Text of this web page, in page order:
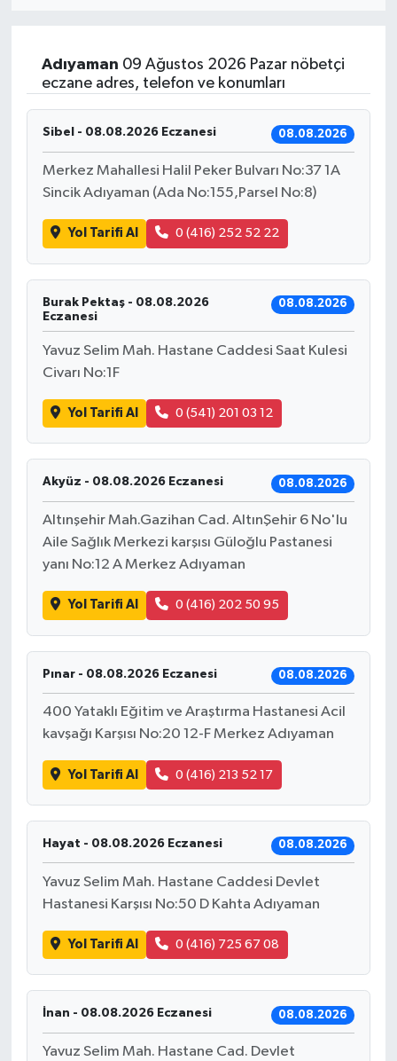
Adıyaman 09 Ağustos 2026 Pazar nöbetçi
eczane adres, telefon ve konumları
Sibel - 08.08.2026 Eczanesi 08.08.2026
Merkez Mahallesi Halil Peker Bulvarı No:37 1A
Sincik Adıyaman (Ada No:155,Parsel No:8)
Yol Tarifi Al 0 (416) 252 52 22
Burak Pektaş - 08.08.2026
Eczanesi
08.08.2026
Yavuz Selim Mah. Hastane Caddesi Saat Kulesi
Civarı No:1F
Yol Tarifi Al 0 (541) 201 03 12
Akyüz - 08.08.2026 Eczanesi 08.08.2026
Altınşehir Mah.Gazihan Cad. AltınŞehir 6 No'lu
Aile Sağlık Merkezi karşısı Güloğlu Pastanesi
yanı No:12 A Merkez Adıyaman
Yol Tarifi Al 0 (416) 202 50 95
Pınar - 08.08.2026 Eczanesi 08.08.2026
400 Yataklı Eğitim ve Araştırma Hastanesi Acil
kavşağı Karşısı No:20 12-F Merkez Adıyaman
Yol Tarifi Al 0 (416) 213 52 17
Hayat - 08.08.2026 Eczanesi 08.08.2026
Yavuz Selim Mah. Hastane Caddesi Devlet
Hastanesi Karşısı No:50 D Kahta Adıyaman
Yol Tarifi Al 0 (416) 725 67 08
İnan - 08.08.2026 Eczanesi 08.08.2026
Yavuz Selim Mah. Hastane Cad. Devlet
Sağlık
Magazin
Teknoloji
Bilim